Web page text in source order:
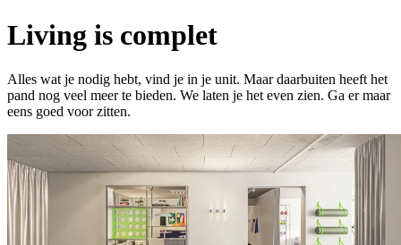
Living is complet
Alles wat je nodig hebt, vind je in je unit. Maar daarbuiten heeft het
pand nog veel meer te bieden. We laten je het even zien. Ga er maar
eens goed voor zitten.